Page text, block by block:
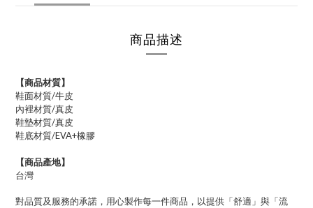
商品描述
【商品材質】
鞋面材質/牛皮
內裡材質/真皮
鞋墊材質/真皮
鞋底材質/EVA+橡膠
【商品產地】
台灣
對品質及服務的承諾，用心製作每一件商品，以提供「舒適」與「流